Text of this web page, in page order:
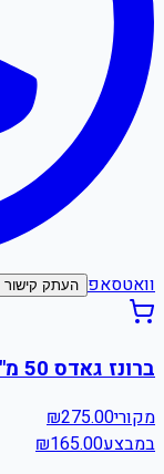
וואטסאפ העתק קישור
ברונז גאדס 50 מ"ל
מקורי ₪275.00
במבצע
₪165.00